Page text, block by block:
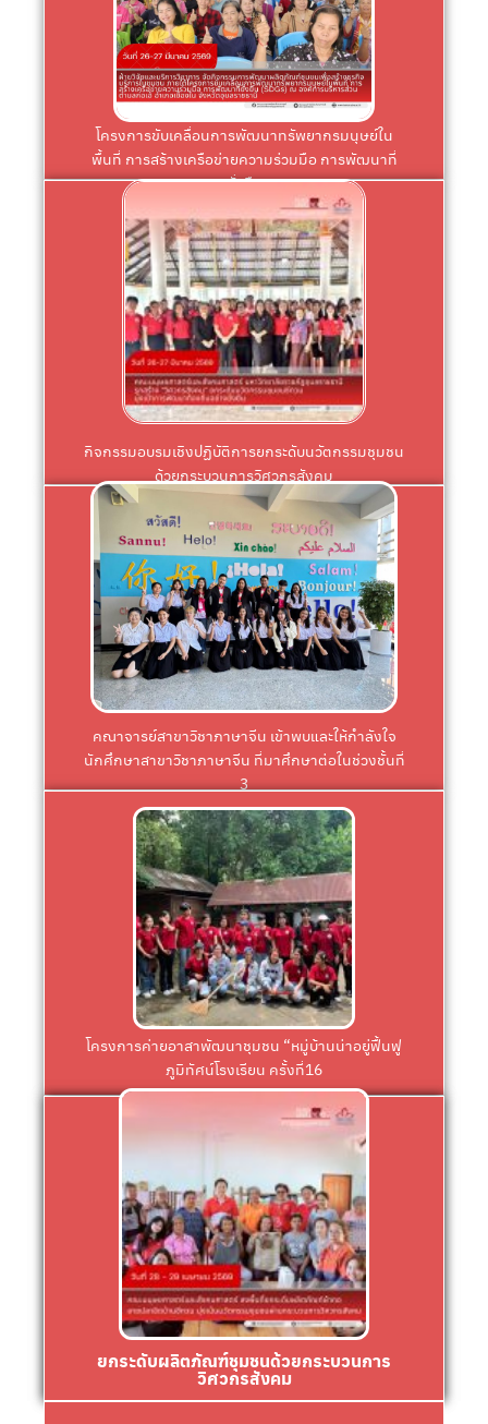
โครงการขับเคลื่อนการพัฒนาทรัพยากรมนุษย์ใน
พื้นที่ การสร้างเครือข่ายความร่วมมือ การพัฒนาที่
ยั่งยืน
โครงการขับเคลื่อนการพัฒนาทรัพยากรมนุษย์ใน
พื้นที่ การสร้างเครือข่ายความร่วมมือ การพัฒนาที่
ยั่งยืน (SDGs) กิจกรรมจัดขึ้นระหว่างวันที่ 26-27
มีนาคม 2569 ณ องค์การบริหารส่วนตำบลก่อเอ้
อำเภอเขื่องใน จังหวัดอุบลราชธานี
กิจกรรมอบรมเชิงปฏิบัติการยกระดับนวัตกรรมชุมชน
ด้วยกระบวนการวิศวกรสังคม
กิจกรรมอบรมเชิงปฏิบัติการยกระดับนวัตกรรมชุมชน
ด้วยกระบวนการวิศวกรสังคม" ซึ่งกำหนดจัดขึ้น
ระหว่างวันที่ 26 – 27 มีนาคม พ.ศ. 2569 ณ วัดธาตุ
สวนตาล บ้านชีทวน ตำบลชีทวน อำเภอเขื่องใน
จังหวัดอุบลราชธานี
Click
คณาจารย์สาขาวิชาภาษาจีน เข้าพบและให้กำลังใจ
นักศึกษาสาขาวิชาภาษาจีน ที่มาศึกษาต่อในช่วงชั้นที่
3
คณาจารย์สาขาวิชาภาษาจีน เข้าพบและให้กำลังใจ
นักศึกษาสาขาวิชาภาษาจีน ที่มาศึกษาต่อในช่วงชั้นที่
3 ตามหลักสูตร 3+1 ณ The School of
International Education, Kunming University of
Science and Technology
Click
โครงการค่ายอาสาพัฒนาชุมชน “หมู่บ้านน่าอยู่ฟื้นฟู
ภูมิทัศน์โรงเรียน ครั้งที่16
โครงการค่ายอาสาพัฒนาชุมชน “หมู่บ้านน่าอยู่ฟื้นฟู
ภูมิทัศน์โรงเรียน ครั้งที่16 โรงเรียนตำรวจตระเวน
ชายแดนบ้านปากลา สาขาวิชาการพัฒนาชุมชน
Click
ยกระดับผลิตภัณฑ์ชุมชนด้วยกระบวนการ
วิศวกรสังคม
โครงการยกระดับนวัตกรรมชุมชนด้วยกระบวนการ
วิศวกรสังคม ณ บ้านชีทวน ตำบลชีทวน อำเภอเขื่องใน
จังหวัดอุบลราชธานี การดำเนินงานในครั้งนี้ เป็นการ
จัดกิจกรรม “อบรมเชิงปฏิบัติการพัฒนาและยกระดับ
ผลิตภัณฑ์ชุมชนด้วยกระบวนการวิศวกรสังคม
Click